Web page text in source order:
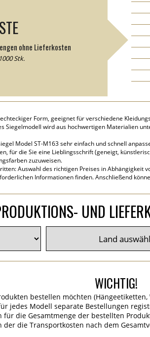
ohne Lieferkosten
Stk.
Form, geeignet für verschiedene
Siegelmodell wird aus hochwertigen Materialien
Model ST-M163 sehr einfach und schnell
für die Sie eine Lieblingsschrift (geneigt,
zuzuweisen.
Auswahl des richtigen Preises in Abhängigkeit
Informationen finden. Anschließend
UND
WICHTIG!
bestellen möchten
jedes Modell separate Bestellungen
für die Gesamtmenge der bestellten
der die Transportkosten nach dem